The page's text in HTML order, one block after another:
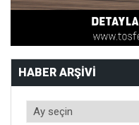
HABER ARŞIVI